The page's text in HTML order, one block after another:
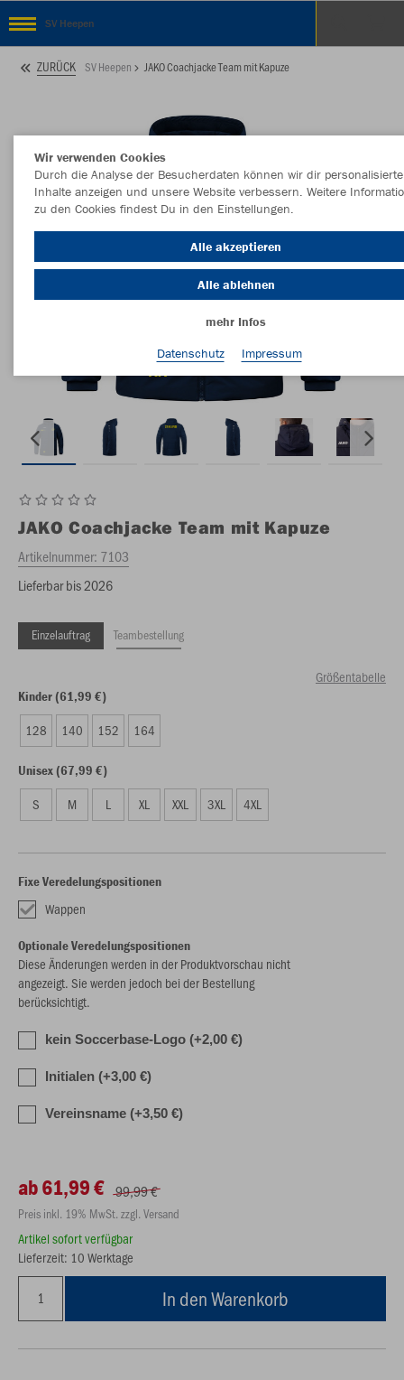
SV Heepen
ZURÜCK SV Heepen JAKO Coachjacke Team mit Kapuze
JAKO Coachjacke Team mit Kapuze
Artikelnummer: 7103
Lieferbar bis 2026
Einzelauftrag Teambestellung
Größentabelle
Kinder (61,99 €)
128 140 152 164
Unisex (67,99 €)
S M L XL XXL 3XL 4XL
Fixe Veredelungspositionen
Wappen
Optionale Veredelungspositionen
Diese Änderungen werden in der Produktvorschau nicht
angezeigt. Sie werden jedoch bei der Bestellung
berücksichtigt.
kein Soccerbase-Logo (+2,00 €)
Initialen (+3,00 €)
Vereinsname (+3,50 €)
ab 61,99 € 99,99 €
Preis inkl. 19% MwSt. zzgl. Versand
Artikel sofort verfügbar
Lieferzeit: 10 Werktage
In den Warenkorb
Wir verwenden Cookies
Durch die Analyse der Besucherdaten können wir dir personalisierte
Inhalte anzeigen und unsere Website verbessern. Weitere
zu den Cookies findest Du in den Einstellungen.
Alle akzeptieren
Alle ablehnen
mehr Infos
Datenschutz
Impressum